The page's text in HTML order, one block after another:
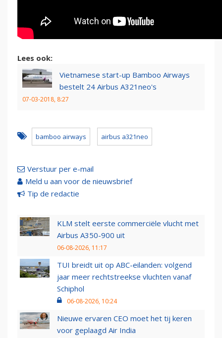
Lees ook:
Vietnamese start-up Bamboo Airways
bestelt 24 Airbus A321neo's
07-03-2018, 8:27
bamboo airways airbus a321neo
Verstuur per e-mail
Meld u aan voor de nieuwsbrief
Tip de redactie
KLM stelt eerste commerciële vlucht met
Airbus A350-900 uit
06-08-2026, 11:17
TUI breidt uit op ABC-eilanden: volgend
jaar meer rechtstreekse vluchten vanaf
Schiphol
06-08-2026, 10:24
Nieuwe ervaren CEO moet het tij keren
voor geplaagd Air India